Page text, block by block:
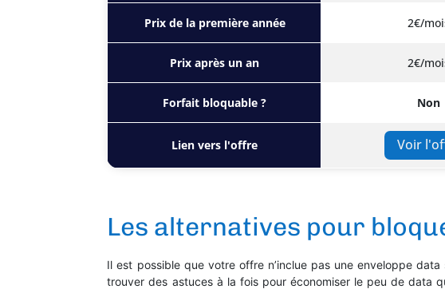
Prix de la première année
Prix après un an
Forfait bloquable ?
Lien vers l'offre
2€/
2€/
Non
Voir
Les alternatives pour
Il est possible que votre offre n’inclue pas une enveloppe
trouver des astuces à la fois pour économiser le peu de data